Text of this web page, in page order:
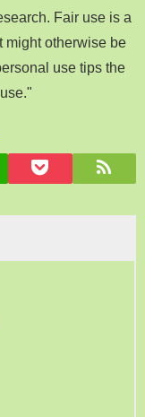
Fair use is a
might otherwise be
use tips the